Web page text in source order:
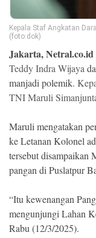
©
Copyright
2026
NETRAL
.
All
Right
Kepala Staf Angkatan
(foto:dok)
Jakarta, Netral.co.id
Teddy Indra Wijaya
manjadi polemik.
TNIMaruli
Maruli mengatakan
ke Letanan Kolonel
tersebut disampaikan
pangan di Puslatpur
“Itu kewenangan
mengunjungi Lahan
Rabu (12/3/2025).